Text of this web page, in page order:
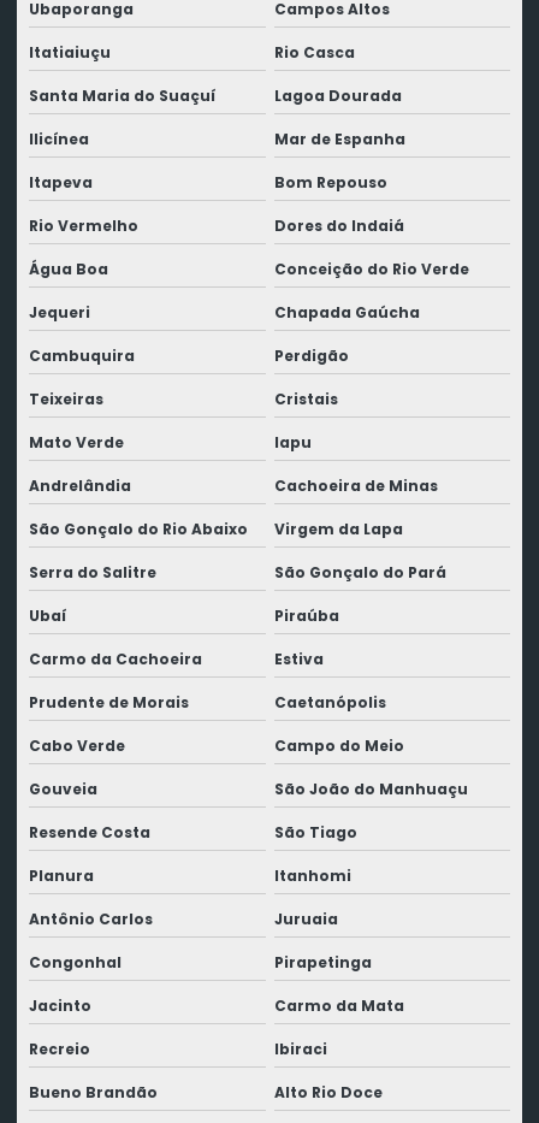
Ubaporanga Campos Altos
Itatiaiuçu Rio Casca
Santa Maria do Suaçuí Lagoa Dourada
Ilicínea Mar de Espanha
Itapeva Bom Repouso
Rio Vermelho Dores do Indaiá
Água Boa Conceição do Rio Verde
Jequeri Chapada Gaúcha
Cambuquira Perdigão
Teixeiras Cristais
Mato Verde Iapu
Andrelândia Cachoeira de Minas
São Gonçalo do Rio Abaixo Virgem da Lapa
Serra do Salitre São Gonçalo do Pará
Ubaí Piraúba
Carmo da Cachoeira Estiva
Prudente de Morais Caetanópolis
Cabo Verde Campo do Meio
Gouveia São João do Manhuaçu
Resende Costa São Tiago
Planura Itanhomi
Antônio Carlos Juruaia
Congonhal Pirapetinga
Jacinto Carmo da Mata
Recreio Ibiraci
Bueno Brandão Alto Rio Doce